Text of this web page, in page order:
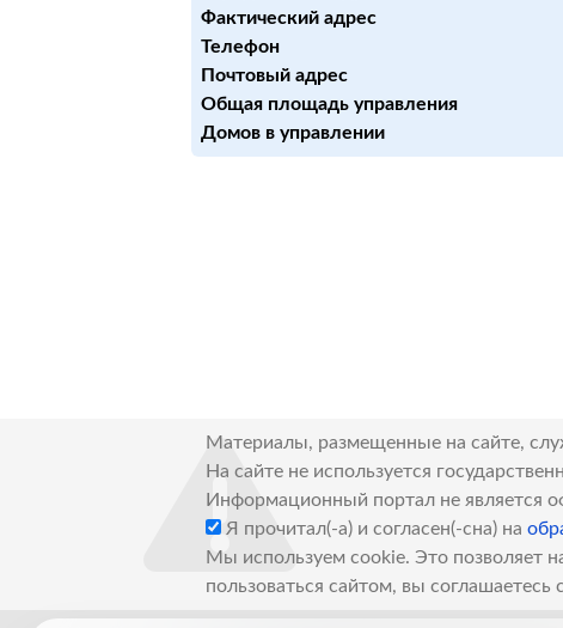
Фактический адрес
Телефон
Почтовый адрес
Общая площадь управления
Домов в управлении
Материалы, размещенные на сайте,
На сайте не используется
Информационный портал не является
Я прочитал(-а) и согласен(-сна) на
Мы используем cookie. Это позволяет
пользоваться сайтом, вы